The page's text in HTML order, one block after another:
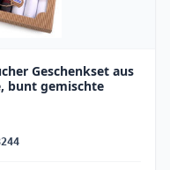
Geschenkset aus
bunt gemischte